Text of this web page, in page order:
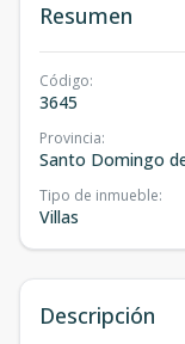
Resumen
Código:
3645
Provincia:
Santo Domingo
Tipo de inmueble:
Villas
Descripción